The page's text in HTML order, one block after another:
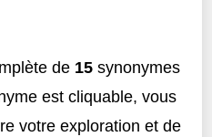
de 15 synonymes
est cliquable, vous
votre exploration et de